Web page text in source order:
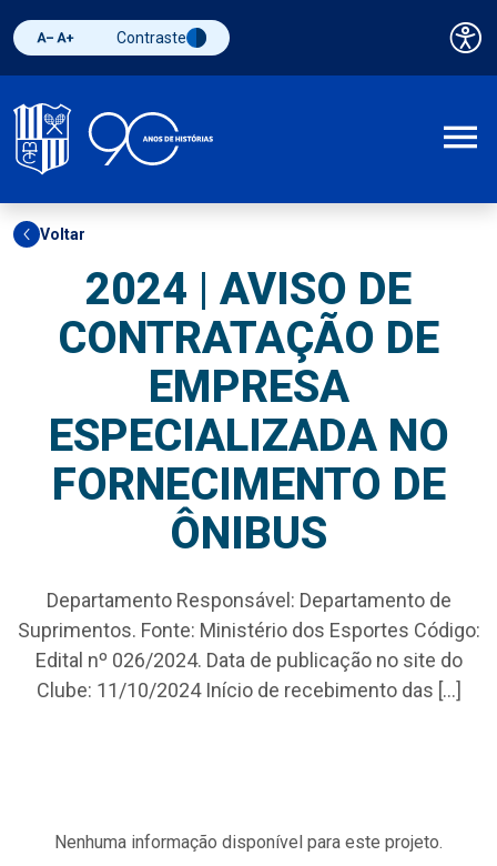
Diminuir fonte
Aumentar fonteAlternar contraste
Contraste
Voltar
2024 | AVISO DE
CONTRATAÇÃO DE
EMPRESA
ESPECIALIZADA NO
FORNECIMENTO DE
ÔNIBUS
Departamento Responsável: Departamento de
Suprimentos. Fonte: Ministério dos Esportes Código:
Edital nº 026/2024. Data de publicação no site do
Clube: 11/10/2024 Início de recebimento das […]
Nenhuma informação disponível para este projeto.